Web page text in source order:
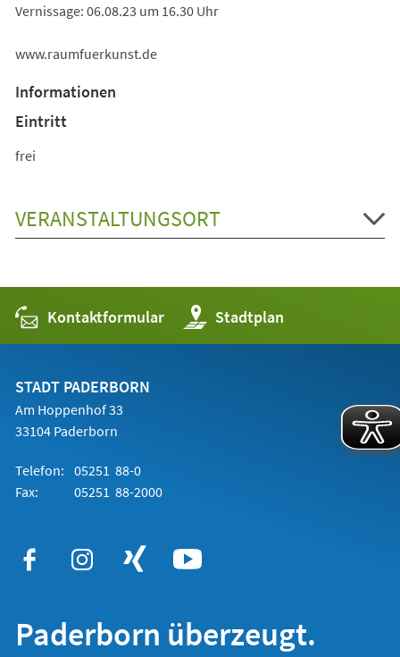
Vernissage: 06.08.23 um 16.30 Uhr
www.raumfuerkunst.de
Informationen
Eintritt
frei
VERANSTALTUNGSORT
Kontaktformular Stadtplan
(Öffnet
in
einem
STADT PADERBORN
Am Hoppenhof 33
33104 Paderborn
Telefon: 05251 88-0
Fax:
05251 88-2000
Paderborn überzeugt.